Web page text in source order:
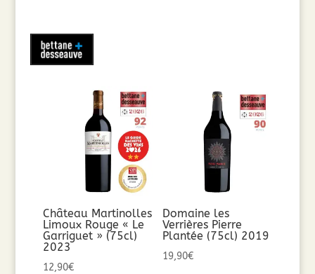
Château Martinolles
Limoux Rouge « Le
Garriguet » (75cl)
2023
12,90€
Domaine les
Verrières Pierre
Plantée (75cl) 2019
19,90€